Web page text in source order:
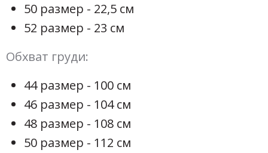
50 размер - 22,5 см
52 размер - 23 см
Обхват груди:
44 размер - 100 см
46 размер - 104 см
48 размер - 108 см
50 размер - 112 см